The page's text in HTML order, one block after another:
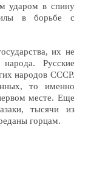
ударом в спину
в борьбе с
их не
Русские
народов СССР.
то именно
месте. Еще
тысячи из
горцам.